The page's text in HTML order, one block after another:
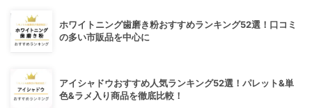
ホワイトニング歯磨き粉おすすめランキング52選！口コミ
の多い市販品を中心に
アイシャドウおすすめ人気ランキング52選！パレット&単
色&ラメ入り商品を徹底比較！